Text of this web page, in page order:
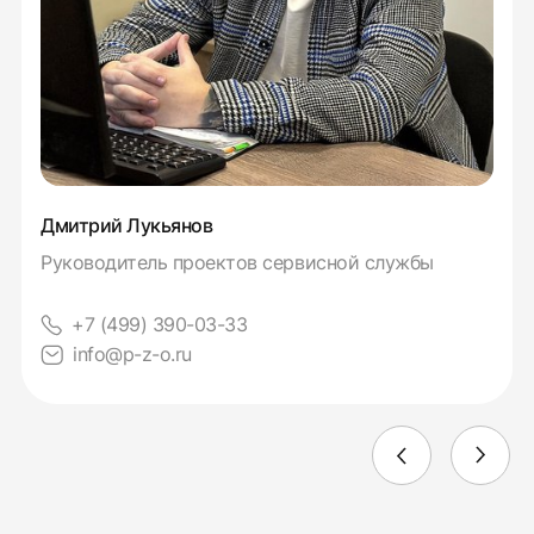
Дмитрий Лукьянов
Руководитель проектов сервисной службы
+7 (499) 390-03-33
info@p-z-o.ru